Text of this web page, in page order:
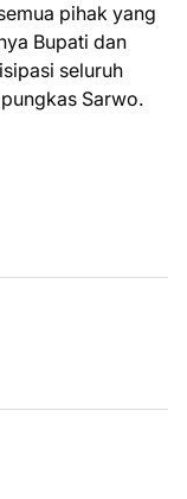
pihak yang
Bupati dan
seluruh
Sarwo.